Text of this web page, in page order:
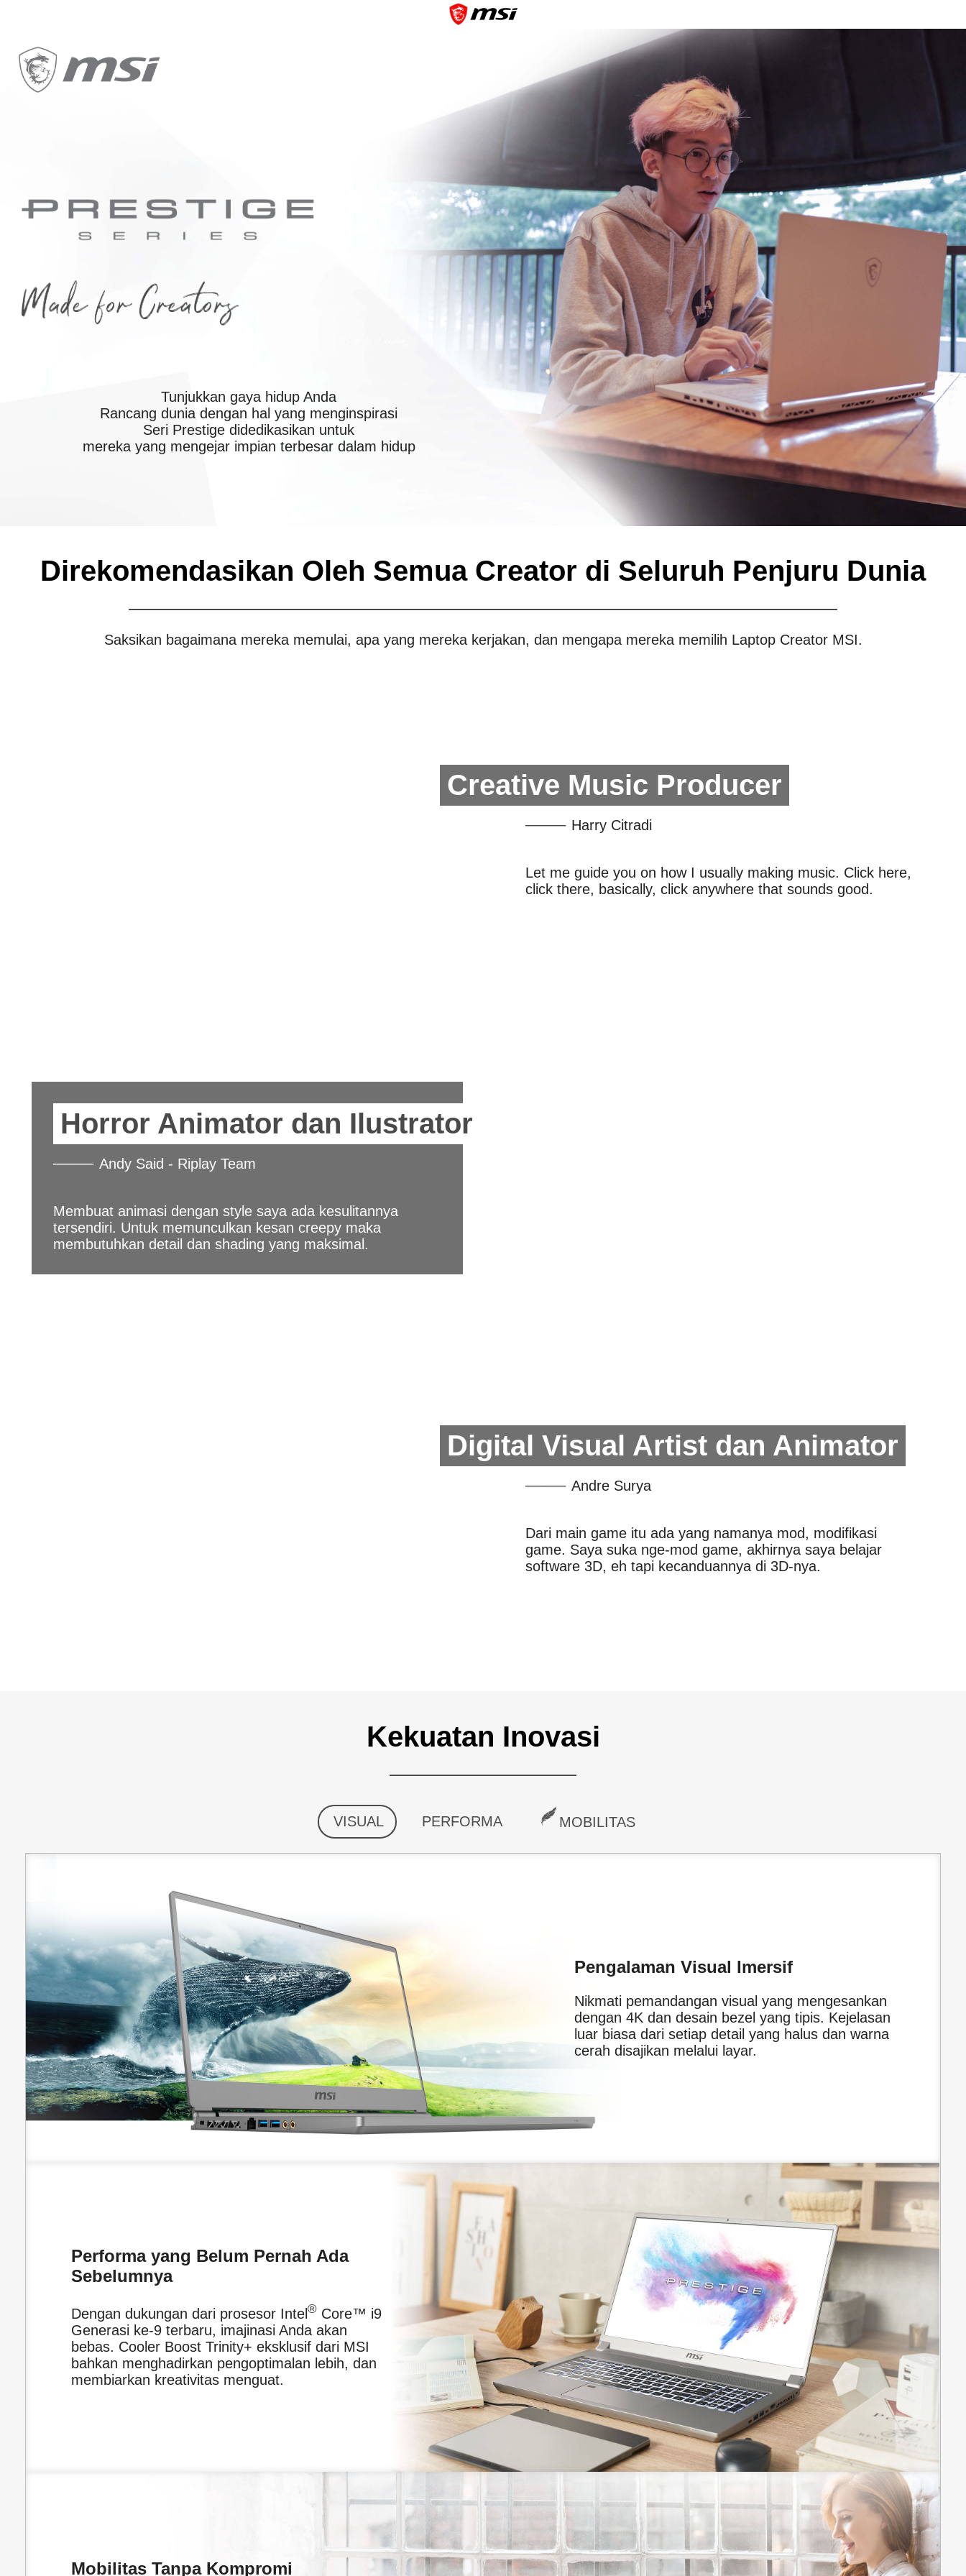
Tunjukkan gaya hidup Anda
Rancang dunia dengan hal yang menginspirasi
Seri Prestige didedikasikan untuk
mereka yang mengejar impian terbesar dalam hidup
Direkomendasikan Oleh Semua Creator di Seluruh Penjuru Dunia
Saksikan bagaimana mereka memulai, apa yang mereka kerjakan, dan mengapa mereka memilih Laptop Creator MSI.
Creative Music Producer
Harry Citradi
Let me guide you on how I usually making music. Click here,
click there, basically, click anywhere that sounds good.
Horror Animator dan Ilustrator
Andy Said - Riplay Team
Membuat animasi dengan style saya ada kesulitannya
tersendiri. Untuk memunculkan kesan creepy maka
membutuhkan detail dan shading yang maksimal.
Digital Visual Artist dan Animator
Andre Surya
Dari main game itu ada yang namanya mod, modifikasi
game. Saya suka nge-mod game, akhirnya saya belajar
software 3D, eh tapi kecanduannya di 3D-nya.
Kekuatan Inovasi
VISUAL PERFORMA MOBILITAS
Pengalaman Visual Imersif
Nikmati pemandangan visual yang mengesankan
dengan 4K dan desain bezel yang tipis. Kejelasan
luar biasa dari setiap detail yang halus dan warna
cerah disajikan melalui layar.
Performa yang Belum Pernah Ada
Sebelumnya
Dengan dukungan dari prosesor Intel® Core™ i9
Generasi ke-9 terbaru, imajinasi Anda akan
bebas. Cooler Boost Trinity+ eksklusif dari MSI
bahkan menghadirkan pengoptimalan lebih, dan
membiarkan kreativitas menguat.
Mobilitas Tanpa Kompromi